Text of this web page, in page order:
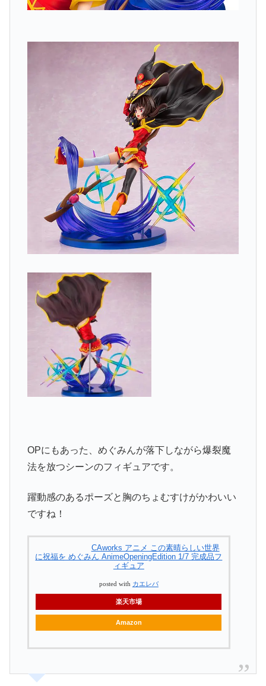
OPにもあった、めぐみんが落下しながら爆裂魔
法を放つシーンのフィギュアです。
躍動感のあるポーズと胸のちょむすけがかわいい
ですね！
CAworks アニメ この素晴らしい世界
に祝福を めぐみん AnimeOpeningEdition 1/7 完成品フ
ィギュア
posted with カエレバ
楽天市場
Amazon